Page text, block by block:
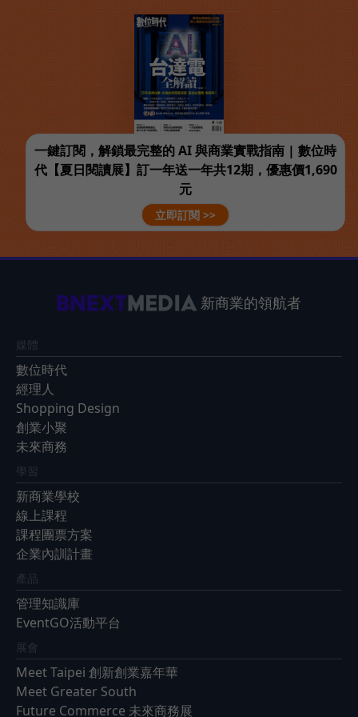
一鍵訂閱，解鎖最完整的 AI 與商業實戰指南 | 數位時
代【夏日閱讀展】訂一年送一年共12期，優惠價1,690
元
立即訂閱 >>
新商業的領航者
媒體
數位時代
經理人
Shopping Design
創業小聚
未來商務
學習
新商業學校
線上課程
課程團票方案
企業內訓計畫
產品
管理知識庫
EventGO活動平台
展會
Meet Taipei 創新創業嘉年華
Meet Greater South
Future Commerce 未來商務展